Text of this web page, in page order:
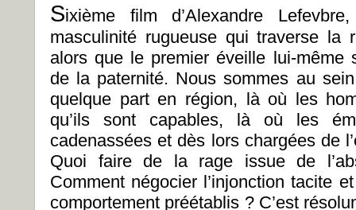
Sixième film d’Alexandre
masculinité rugueuse qui traverse la
alors que le premier éveille lui-même
de la paternité. Nous sommes au
quelque part en région, là où les
qu’ils sont capables, là où les
cadenassées et dès lors chargées de
Quoi faire de la rage issue de
Comment négocier l’injonction tacite
comportement préétablis ? C’est